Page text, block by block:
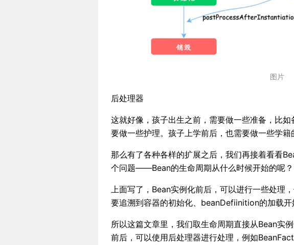
图片
后处理器
这就好像，孩子出生之前，需要做一些准备，比
要做一些护理。孩子上学前后，也需要做一些学籍
那么有了各种各样的扩展之后，我们再接着看看
个问题——Bean的生命周期从什么时候开始的呢？
上面写了，Bean实例化前后，可以进行一些处理
要追溯到容器的初始化、beanDefiinition的加载开
所以这篇文章里，我们取生命周期直接从Bean实
前后，可以使用后处理器进行处理，例如